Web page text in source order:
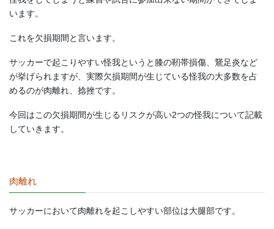
います。
これを欠損期間と言います。
サッカーで起こりやすい怪我というと膝の靭帯損傷、鵞足炎など
が挙げられますが、実際欠損期間が生じている怪我の大多数を占
めるのが肉離れ、捻挫です。
今回はこの欠損期間が生じるリスクが高い2つの怪我について記載
していきます。
肉離れ
サッカーにおいて肉離れを起こしやすい部位は大腿部です。